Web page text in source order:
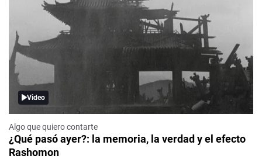
Video
Algo que quiero contarte
¿Qué pasó ayer?: la memoria, la verdad y el efecto
Rashomon